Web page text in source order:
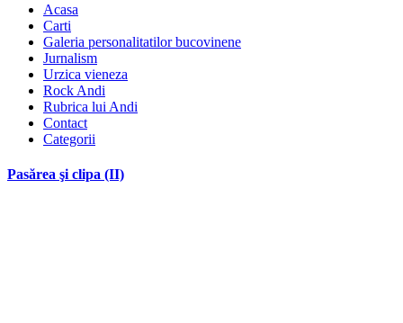
Acasa
Carti
Galeria personalitatilor bucovinene
Jurnalism
Urzica vieneza
Rock Andi
Rubrica lui Andi
Contact
Categorii
Pasărea şi clipa (II)